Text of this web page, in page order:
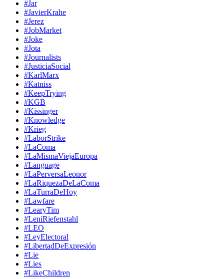
#Jar
#JavierKrahe
#Jerez
#JobMarket
#Joke
#Jota
#Journalists
#JusticiaSocial
#KarlMarx
#Katniss
#KeepTrying
#KGB
#Kissinger
#Knowledge
#Krieg
#LaborStrike
#LaComa
#LaMismaViejaEuropa
#Language
#LaPerversaLeonor
#LaRiquezaDeLaComa
#LaTurraDeHoy
#Lawfare
#LearyTim
#LeniRiefenstahl
#LEO
#LeyElectoral
#LibertadDeExpresión
#Lie
#Lies
#LikeChildren